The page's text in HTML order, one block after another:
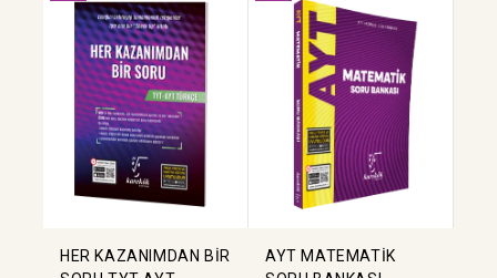
HER KAZANIMDAN BİR
AYT MATEMATİK